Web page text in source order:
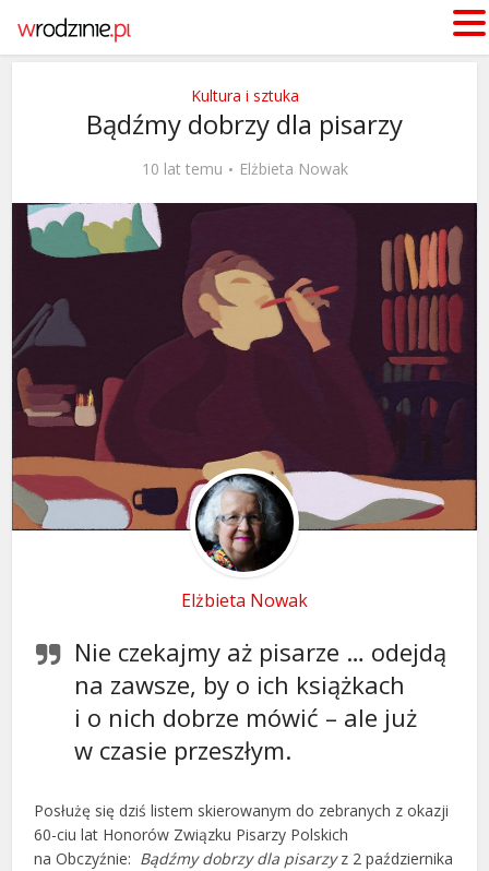
Kultura i sztuka
Bądźmy dobrzy dla pisarzy
10 lat temu Elżbieta Nowak
Elżbieta Nowak
Nie czekajmy aż pisarze … odejdą
na zawsze, by o ich książkach
i o nich dobrze mówić – ale już
w czasie przeszłym.
Posłużę się dziś listem skierowanym do zebranych z okazji
60-ciu lat Honorów Związku Pisarzy Polskich
na Obczyźnie: Bądźmy dobrzy dla pisarzyz 2 października